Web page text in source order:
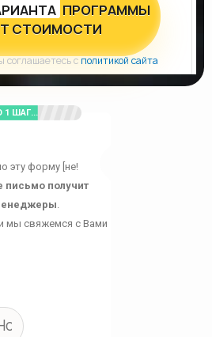
ПРОГРАММЫ
СТОИМОСТИ
соглашаетесь сполитикой сайта
ШАГ...
эту форму [не!
письмо получит
мы свяжемся с Вами